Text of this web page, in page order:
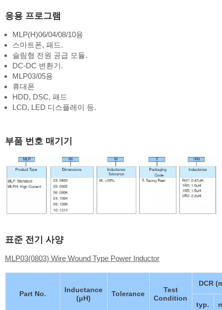
응용 프로그램
MLP(H)06/04/08/10용
스마트폰, 패드.
슬림형 전원 공급 모듈.
DC-DC 변환기.
MLP03/05용
휴대폰
HDD, DSC, 패드
LCD, LED 디스플레이 등.
부품 번호 매기기
표준 전기 사양
MLP03(0803) Wire Wound Type Power Inductor
Part No.
Inductance
(μH)
Tolerance
Test
Condition
DCR
typ.